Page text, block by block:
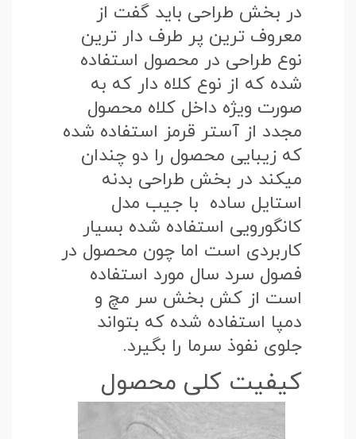
در بخش طراحی باید گفت از
معروف ترین پر طرف دار ترین
نوع طراحی در محصول استفاده
شده که از نوع کلاه دار که به
صورت ویژه داخل کلاه محصول
مجدد از آستر قرمز استفاده شده
که زیبایی محصول را دو چندان
میکند در بخش طراحی بدنه
استایل ساده با جیب مدل
کانگورویی استفاده شده بسیار
کاربردی است اما چون محصول در
فصول سرد سال مورد استفاده
است از کش بخش سر مچ و
دمپا استفاده شده که بتواند
جلوی نفوذ سرما را بگیرد.
کیفیت کلی محصول